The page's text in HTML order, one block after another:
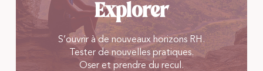
Explorer
S’ouvrir à de nouveaux horizons RH.
Tester de nouvelles pratiques.
Oser et prendre du recul.